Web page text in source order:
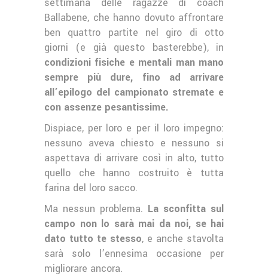
Ballabene, che hanno dovuto affrontare
ben quattro partite nel giro di otto
giorni (e già questo basterebbe), in
condizioni fisiche e mentali man mano
sempre più dure, fino ad arrivare
all’epilogo del campionato stremate e
con assenze pesantissime.
Dispiace, per loro e per il loro impegno:
nessuno aveva chiesto e nessuno si
aspettava di arrivare così in alto, tutto
quello che hanno costruito è tutta
farina del loro sacco.
Ma nessun problema. La sconfitta sul
campo non lo sarà mai da noi, se hai
dato tutto te stesso, e anche stavolta
sarà solo l’ennesima occasione per
migliorare ancora.